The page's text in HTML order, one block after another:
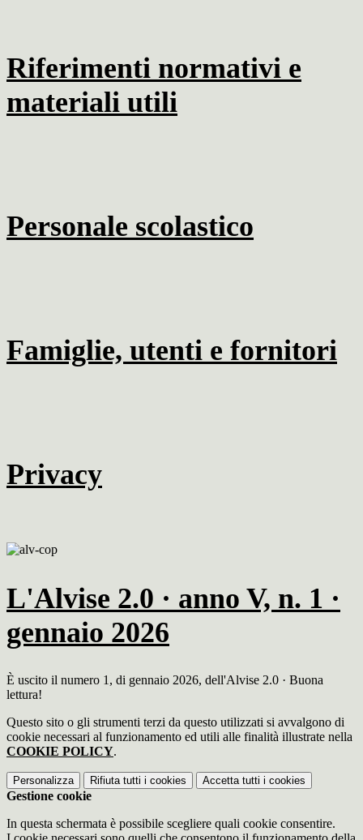
Riferimenti normativi e
materiali utili
Personale scolastico
Famiglie, utenti e fornitori
Privacy
L'Alvise 2.0 · anno V, n. 1 ·
gennaio 2026
È uscito il numero 1, di gennaio 2026, dell'Alvise 2.0 · Buona
lettura!
Questo sito o gli strumenti terzi da questo utilizzati si avvalgono di
cookie necessari al funzionamento ed utili alle finalità illustrate nella
COOKIE POLICY.
Personalizza Rifiuta tutti i cookies Accetta tutti i cookies
Gestione cookie
In questa schermata è possibile scegliere quali cookie consentire.